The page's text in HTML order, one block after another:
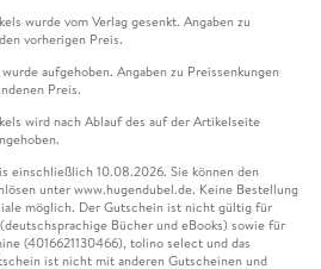
wurde vom Verlag gesenkt. Angaben zu
vorherigen Preis.
aufgehoben. Angaben zu Preissenkungen
Preis.
wird nach Ablauf des auf der Artikelseite
einschließlich 10.08.2026. Sie können den
unter www.hugendubel.de. Keine Bestellung
möglich. Der Gutschein ist nicht gültig für
Bücher und eBooks) sowie für
(4016621130466), tolino select und das
ist nicht mit anderen Gutscheinen und